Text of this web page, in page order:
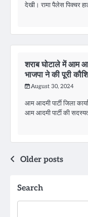
देखी। रामा पैलेस पिक्चर
शराब घोटाले में आम
भाजपा ने की पूरी
August 30, 2024
आम आदमी पार्टी जिला
आम आदमी पार्टी की
Posts
Older posts
Search